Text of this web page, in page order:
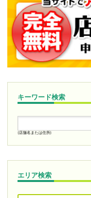
キーワード検索
(店舗名または住所)
エリア検索